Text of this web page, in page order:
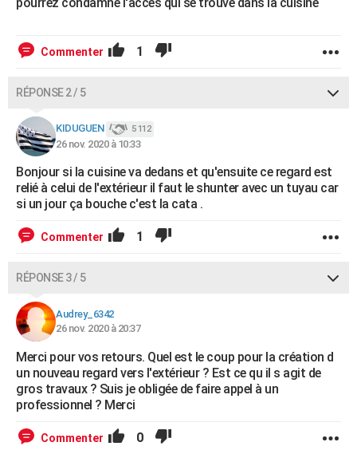
Commenter 1
RÉPONSE 2 / 5
KIDUGUEN 5 112
26 nov. 2020 à 10:33
Bonjour si la cuisine va dedans et qu'ensuite ce regard est
relié à celui de l'extérieur il faut le shunter avec un tuyau car
si un jour ça bouche c'est la cata .
Commenter 1
RÉPONSE 3 / 5
Audrey_6342
26 nov. 2020 à 20:37
Merci pour vos retours. Quel est le coup pour la création d
un nouveau regard vers l'extérieur ? Est ce qu il s agit de
gros travaux ? Suis je obligée de faire appel à un
professionnel ? Merci
Commenter 0